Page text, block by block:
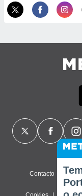
Contacto